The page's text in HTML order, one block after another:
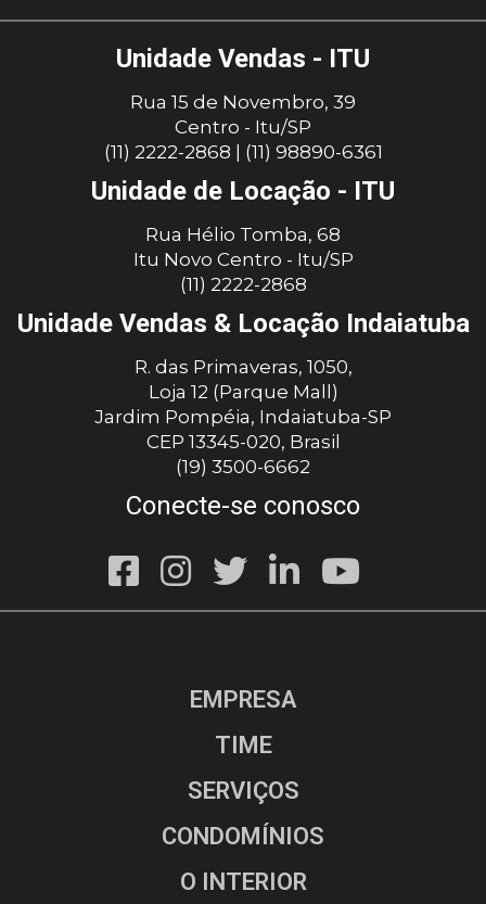
Unidade Vendas - ITU
Rua 15 de Novembro, 39
Centro - Itu/SP
(11) 2222-2868
(11) 98890-6361
Unidade de Locação - ITU
Rua Hélio Tomba, 68
Itu Novo Centro - Itu/SP
(11) 2222-2868
Unidade Vendas & Locação Indaiatuba
R. das Primaveras, 1050,
Loja 12 (Parque Mall)
Jardim Pompéia, Indaiatuba-SP
CEP 13345-020, Brasil
(19) 3500-6662
Conecte-se conosco
EMPRESA
TIME
SERVIÇOS
CONDOMÍNIOS
O INTERIOR